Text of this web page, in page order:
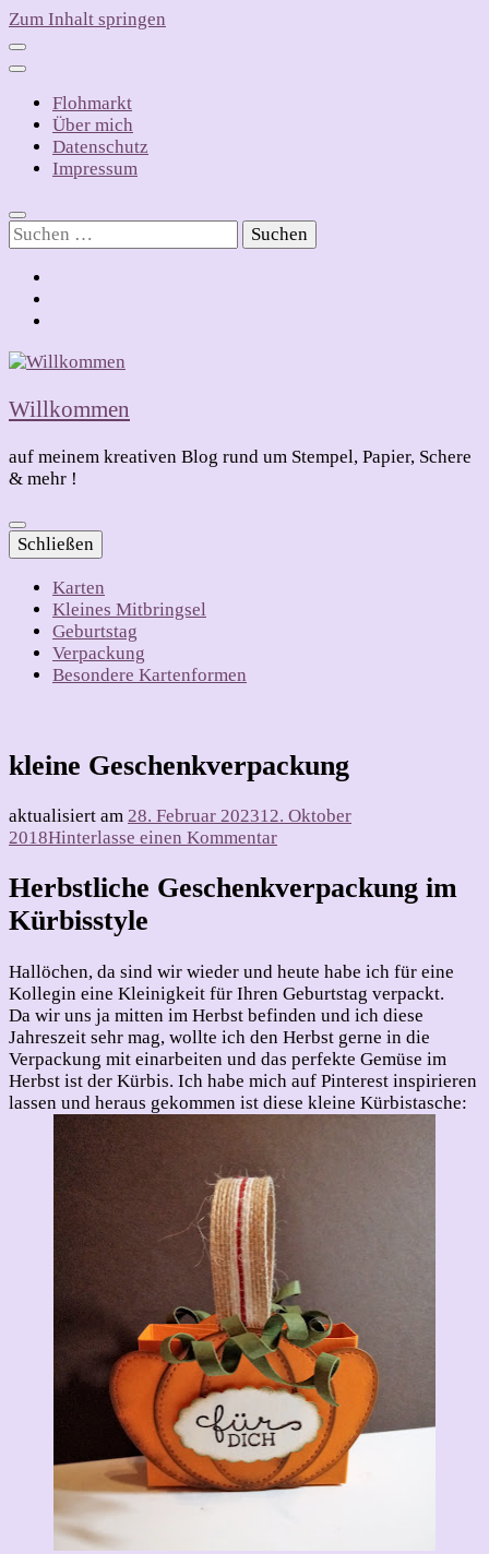
Zum Inhalt springen
Flohmarkt
Über mich
Datenschutz
Impressum
Suchen
nach:
Willkommen
auf meinem kreativen Blog rund um Stempel, Papier, Schere
& mehr !
Schließen
Karten
Kleines Mitbringsel
Geburtstag
Verpackung
Besondere Kartenformen
kleine Geschenkverpackung
aktualisiert am 28. Februar 202312. Oktober
2018Hinterlasse einen Kommentarzu
Geschenkverpackung
Herbstliche Geschenkverpackung im
Kürbisstyle
Hallöchen, da sind wir wieder und heute habe ich für eine
Kollegin eine Kleinigkeit für Ihren Geburtstag verpackt.
Da wir uns ja mitten im Herbst befinden und ich diese
Jahreszeit sehr mag, wollte ich den Herbst gerne in die
Verpackung mit einarbeiten und das perfekte Gemüse im
Herbst ist der Kürbis. Ich habe mich auf Pinterest inspirieren
lassen und heraus gekommen ist diese kleine Kürbistasche: